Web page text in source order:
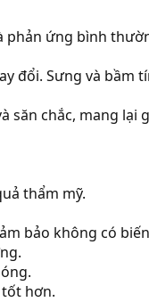
ứng bình
đổi. Sưng và bầm
săn chắc, mang
thẩm mỹ.
bảo không có
hơn.